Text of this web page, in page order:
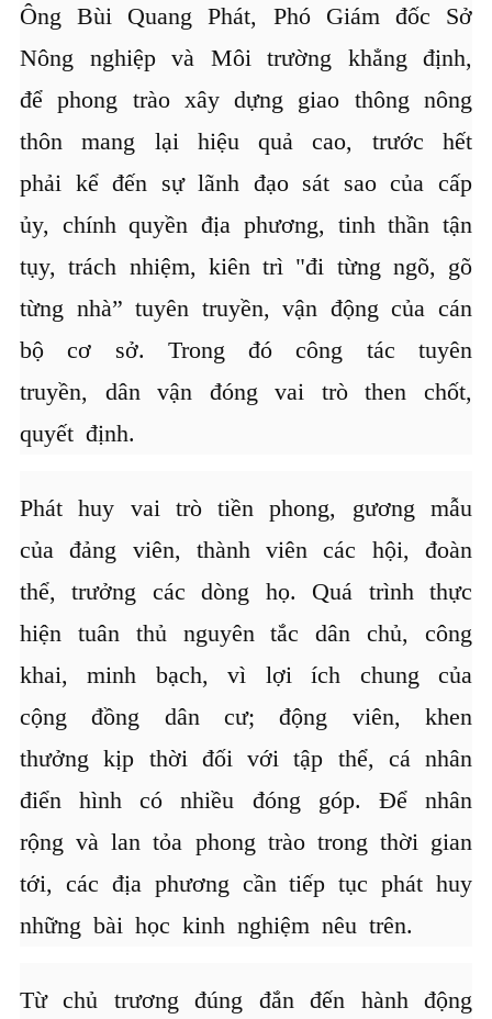
Ông Bùi Quang Phát, Phó Giám đốc Sở
Nông nghiệp và Môi trường khẳng định,
để phong trào xây dựng giao thông nông
thôn mang lại hiệu quả cao, trước hết
phải kể đến sự lãnh đạo sát sao của cấp
ủy, chính quyền địa phương, tinh thần tận
tụy, trách nhiệm, kiên trì "đi từng ngõ, gõ
từng nhà” tuyên truyền, vận động của cán
bộ cơ sở. Trong đó công tác tuyên
truyền, dân vận đóng vai trò then chốt,
quyết định.
Phát huy vai trò tiền phong, gương mẫu
của đảng viên, thành viên các hội, đoàn
thể, trưởng các dòng họ. Quá trình thực
hiện tuân thủ nguyên tắc dân chủ, công
khai, minh bạch, vì lợi ích chung của
cộng đồng dân cư; động viên, khen
thưởng kịp thời đối với tập thể, cá nhân
điển hình có nhiều đóng góp. Để nhân
rộng và lan tỏa phong trào trong thời gian
tới, các địa phương cần tiếp tục phát huy
những bài học kinh nghiệm nêu trên.
Từ chủ trương đúng đắn đến hành động